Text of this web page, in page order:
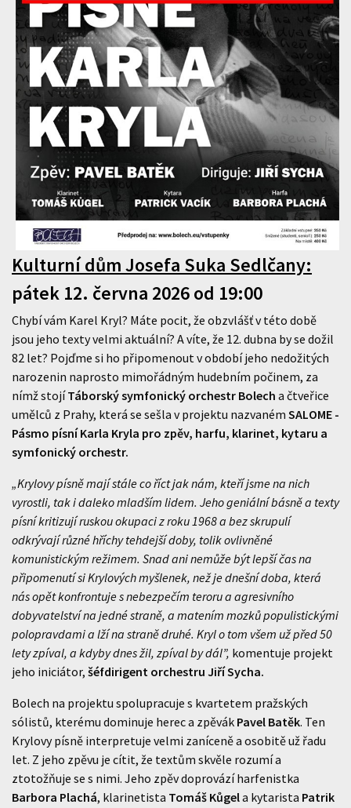
Kulturní dům Josefa Suka Sedlčany:
pátek 12. června 2026 od 19:00
Chybí vám Karel Kryl? Máte pocit, že obzvlášť v této době
jsou jeho texty velmi aktuální? A víte, že 12. dubna by se dožil
82 let? Pojďme si ho připomenout v období jeho nedožitých
narozenin naprosto mimořádným hudebním počinem, za
nímž stojíTáborský symfonický orchestr Bolech a čtveřice
umělců z Prahy, která se sešla v projektu nazvaném SALOME -
Pásmo písní Karla Kryla pro zpěv, harfu, klarinet, kytaru a
symfonický orchestr.
„Krylovy písně mají stále co říct jak nám, kteří jsme na nich
vyrostli, tak i daleko mladším lidem. Jeho geniální básně a texty
písní kritizují ruskou okupaci z roku 1968 a bez skrupulí
odkrývají různé hříchy tehdejší doby, tolik ovlivněné
komunistickým režimem. Snad ani nemůže být lepší čas na
připomenutí si Krylových myšlenek, než je dnešní doba, která
nás opět konfrontuje s nebezpečím teroru a agresivního
dobyvatelství na jedné straně, a matením mozků populistickými
polopravdami a lží na straně druhé. Kryl o tom všem už před 50
lety zpíval, a kdyby dnes žil, zpíval by dál”, komentuje projekt
jeho iniciátor, šéfdirigent orchestru Jiří Sycha.
Bolech na projektu spolupracuje s kvartetem pražských
sólistů, kterému dominuje herec a zpěvák Pavel Batěk. Ten
Krylovy písně interpretuje velmi zaníceně a osobitě už řadu
let. Z jeho zpěvu je cítit, že textům skvěle rozumí a
ztotožňuje se s nimi. Jeho zpěv doprovází harfenistka
Barbora Plachá, klarinetista Tomáš Kůgela kytarista Patrik